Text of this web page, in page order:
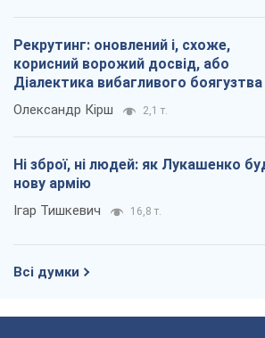
Рекрутинг: оновлений і, схоже,
корисний ворожий досвід, або
Діалектика вибагливого боягузтва
Олександр Кірш 2,1 т.
Ні зброї, ні людей: як Лукашенко
нову армію
Ігар Тишкевич 16,8 т.
Всі думки